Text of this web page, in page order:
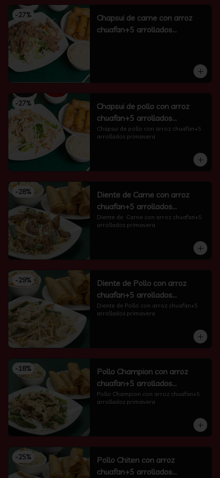
-27%
Chapsui de carne con arroz
chuafan+5 arrollados
-27%
Chapsui de pollo con arroz
chuafan+5 arrollados
primavera
Chapsui de pollo con arroz chuafan+5
arrollados primavera
-28%
Diente de Carne con arroz
chuafan+5 arrollados
primavera
Diente de  Carne con arroz chuafan+5
arrollados primavera
-29%
Diente de Pollo con arroz
chuafan+5 arrollados
primavera
Diente de Pollo con arroz chuafan+5
arrollados primavera
-18%
Pollo Champion con arroz
chuafan+5 arrollados
primavera
Pollo Champion con arroz chuafan+5
arrollados primavera
-25%
Pollo Chiten con arroz
chuafan+5 arrollados